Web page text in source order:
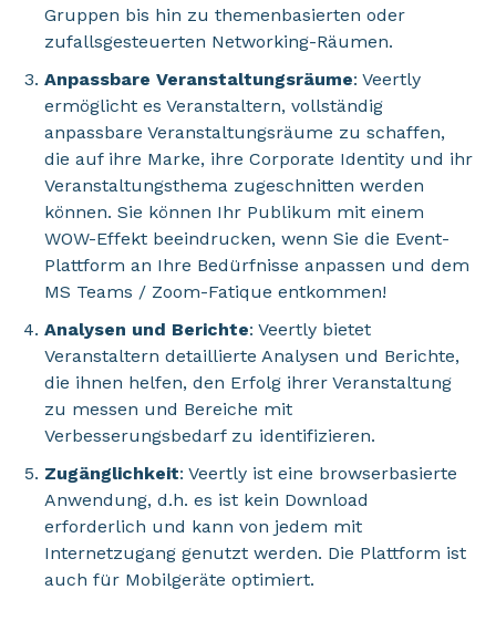
Gruppen bis hin zu themenbasierten oder
zufallsgesteuerten Networking-Räumen.
Anpassbare Veranstaltungsräume: Veertly
ermöglicht es Veranstaltern, vollständig
anpassbare Veranstaltungsräume zu schaffen,
die auf ihre Marke, ihre Corporate Identity und ihr
Veranstaltungsthema zugeschnitten werden
können. Sie können Ihr Publikum mit einem
WOW-Effekt beeindrucken, wenn Sie die Event-
Plattform an Ihre Bedürfnisse anpassen und dem
MS Teams / Zoom-Fatique entkommen!
Analysen und Berichte: Veertly bietet
Veranstaltern detaillierte Analysen und Berichte,
die ihnen helfen, den Erfolg ihrer Veranstaltung
zu messen und Bereiche mit
Verbesserungsbedarf zu identifizieren.
Zugänglichkeit: Veertly ist eine browserbasierte
Anwendung, d.h. es ist kein Download
erforderlich und kann von jedem mit
Internetzugang genutzt werden. Die Plattform ist
auch für Mobilgeräte optimiert.